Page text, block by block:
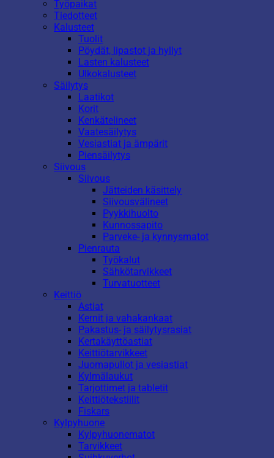
Työpaikat
Tiedotteet
Kalusteet
Tuolit
Pöydät, lipastot ja hyllyt
Lasten kalusteet
Ulkokalusteet
Säilytys
Laatikot
Korit
Kenkätelineet
Vaatesäilytys
Vesiastiat ja ämpärit
Piensäilytys
Siivous
Siivous
Jätteiden käsittely
Siivousvälineet
Pyykkihuolto
Kunnossapito
Parveke- ja kynnysmatot
Pienrauta
Työkalut
Sähkötarvikkeet
Turvatuotteet
Keittiö
Astiat
Kernit ja vahakankaat
Pakastus- ja säilytysrasiat
Kertakäyttöastiat
Keittiötarvikkeet
Juomapullot ja vesiastiat
Kylmälaukut
Tarjottimet ja tabletit
Keittiötekstiilit
Fiskars
Kylpyhuone
Kylpyhuonematot
Tarvikkeet